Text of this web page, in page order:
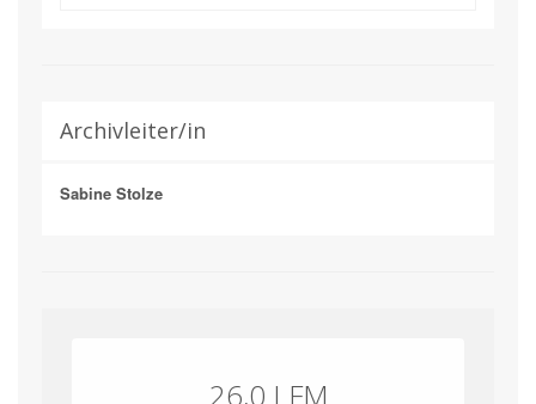
Archivleiter/in
Sabine Stolze
26,0 LFM